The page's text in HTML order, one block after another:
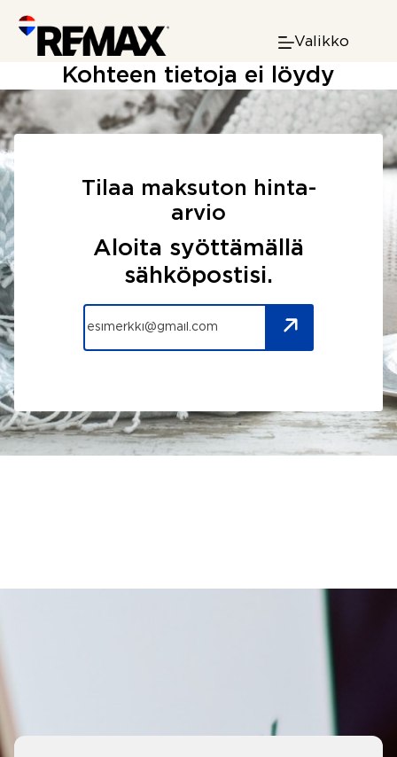
content
Valikko
Kohteen tietoja ei löydy
Tilaa maksuton hinta-
arvio
Aloita syöttämällä
sähköpostisi.